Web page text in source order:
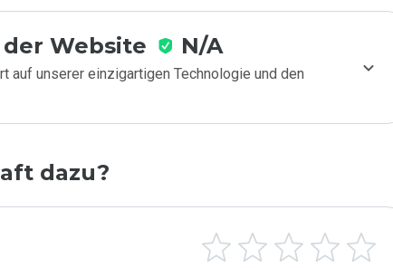
Website N/A
auf unserer einzigartigen Technologie und den
dazu?